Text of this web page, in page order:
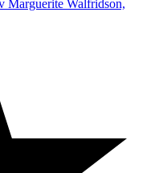
Marguerite Walfridson,